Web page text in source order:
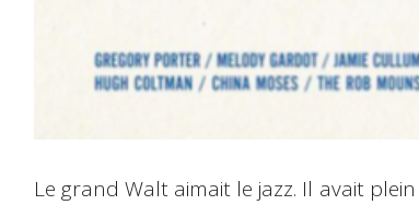
Le grand Walt aimait le jazz. Il avait